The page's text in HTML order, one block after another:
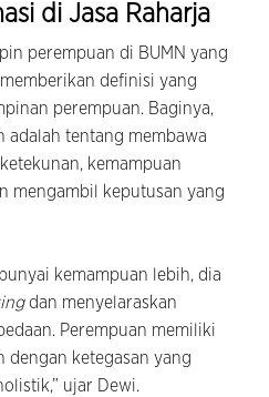
di Jasa Raharja
perempuan di BUMN yang
definisi yang
perempuan. Baginya,
adalah tentang membawa
kemampuan
mengambil keputusan yang
kemampuan lebih, dia
dan menyelaraskan
Perempuan memiliki
dengan ketegasan yang
ujar Dewi.